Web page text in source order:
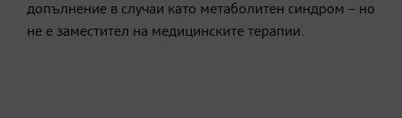
допълнение в случаи като метаболитен синдром – но
не е заместител на медицинските терапии.